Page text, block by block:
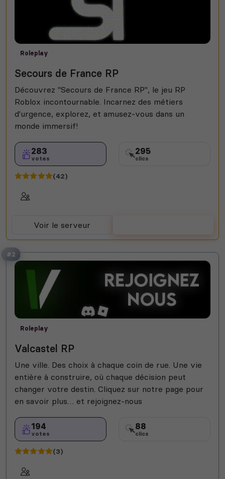
Roleplay
Secours de France RP
Découvrez "Secours de France RP", le jeu RP
Roblox incontournable. Incarnez des métiers
d'urgence, explorez, et amusez-vous dans un
monde immersif!
283
votes
295
clics
(42)
Voir le serveur
#2
Roleplay
Valcastel RP
Une ville. Des choix à chaque coin de rue. Une vie
entière à construire, où chaque décision peut
changer votre destin. Cliquez sur notre page pour
en savoir plus… et rejoignez-nous
194
votes
88
clics
(3)